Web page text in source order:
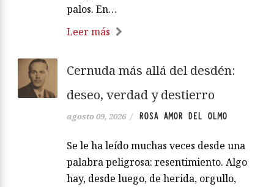
palos. En…
Leer más
Cernuda más allá del desdén:
deseo, verdad y destierro
agosto 09, 2026 / ROSA AMOR DEL OLMO
Se le ha leído muchas veces desde una
palabra peligrosa: resentimiento. Algo
hay, desde luego, de herida, orgullo,